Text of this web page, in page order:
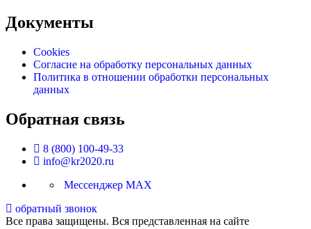
Документы
Cookies
Согласие на обработку персональных данных
Политика в отношении обработки персональных
данных
Обратная связь
8 (800) 100-49-33
info@kr2020.ru
Мессенджер MAX
обратный звонок
Все права защищены. Вся представленная на сайте